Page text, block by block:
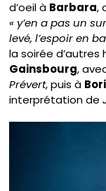
d’oeil à Barbara,
« y’en a pas un
levé, l’espoir en
la soirée
Gainsbourg,
Prévert, puis à
interprétation de